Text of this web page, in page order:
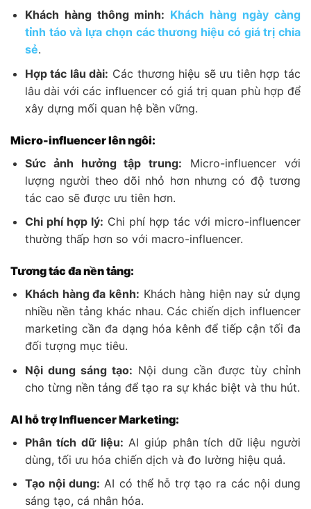
Khách hàng thông minh: Khách hàng ngày càng
tỉnh táo và lựa chọn các thương hiệu có giá trị chia
sẻ.
Hợp tác lâu dài: Các thương hiệu sẽ ưu tiên hợp tác
lâu dài với các influencer có giá trị quan phù hợp để
xây dựng mối quan hệ bền vững.
Micro-influencer lên ngôi:
Sức ảnh hưởng tập trung: Micro-influencer với
lượng người theo dõi nhỏ hơn nhưng có độ tương
tác cao sẽ được ưu tiên hơn.
Chi phí hợp lý: Chi phí hợp tác với micro-influencer
thường thấp hơn so với macro-influencer.
Tương tác đa nền tảng:
Khách hàng đa kênh: Khách hàng hiện nay sử dụng
nhiều nền tảng khác nhau. Các chiến dịch influencer
marketing cần đa dạng hóa kênh để tiếp cận tối đa
đối tượng mục tiêu.
Nội dung sáng tạo: Nội dung cần được tùy chỉnh
cho từng nền tảng để tạo ra sự khác biệt và thu hút.
AI hỗ trợ Influencer Marketing:
Phân tích dữ liệu: AI giúp phân tích dữ liệu người
dùng, tối ưu hóa chiến dịch và đo lường hiệu quả.
Tạo nội dung: AI có thể hỗ trợ tạo ra các nội dung
sáng tạo, cá nhân hóa.